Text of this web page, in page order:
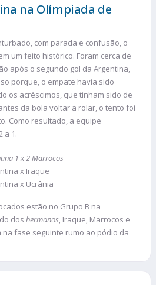
na Olímpiada de
com parada e confusão, o
um feito histórico. Foram cerca de
após o segundo gol da Argentina,
porque, o empate havia sido
os acréscimos, que tinham sido de
da bola voltar a rolar, o tento foi
Como resultado, a equipe
a 1.
1 x 2 Marrocos
x Iraque
x Ucrânia
estão no Grupo B na
dos hermanos, Iraque, Marrocos e
na fase seguinte rumo ao pódio da